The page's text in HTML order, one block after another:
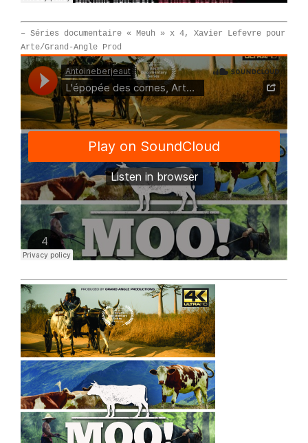
– Séries documentaire « Meuh » x 4, Xavier Lefevre pour
Arte/Grand-Angle Prod